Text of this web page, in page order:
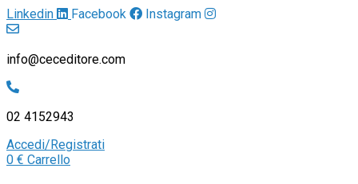
Linkedin Facebook Instagram
info@ceceditore.com
02 4152943
Accedi/Registrati
0 € Carrello